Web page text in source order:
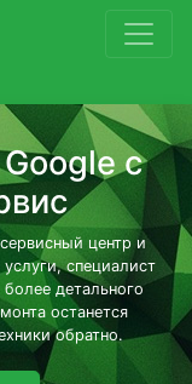
с
центр и
специалист
детального
останется
обратно.